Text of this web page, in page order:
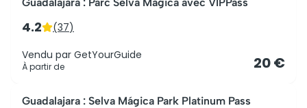
4.2 (37)
Vendu par GetYourGuide
À partir de 20 €
Guadalajara : Selva Mágica Park Platinum Pass